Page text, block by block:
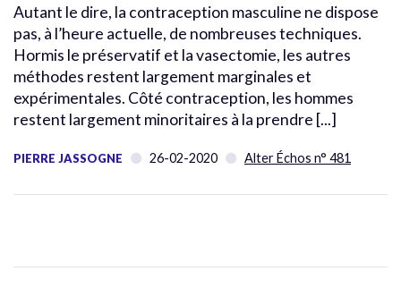
Autant le dire, la contraception masculine ne dispose
pas, à l’heure actuelle, de nombreuses techniques.
Hormis le préservatif et la vasectomie, les autres
méthodes restent largement marginales et
expérimentales. Côté contraception, les hommes
restent largement minoritaires à la prendre [...]
PIERRE JASSOGNE 26-02-2020 Alter Échos n° 481